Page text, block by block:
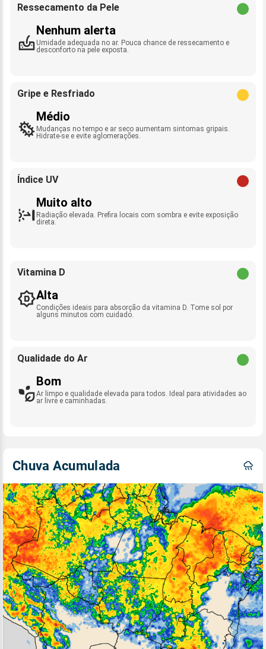
Ressecamento da Pele
Nenhum alerta
Umidade adequada no ar. Pouca chance de ressecamento e
desconforto na pele exposta.
Gripe e Resfriado
Médio
Mudanças no tempo e ar seco aumentam sintomas gripais.
Hidrate-se e evite aglomerações.
Índice UV
Muito alto
Radiação elevada. Prefira locais com sombra e evite exposição
direta.
Vitamina D
Alta
Condições ideais para absorção da vitamina D. Tome sol por
alguns minutos com cuidado.
Qualidade do Ar
Bom
Ar limpo e qualidade elevada para todos. Ideal para atividades ao
ar livre e caminhadas.
Chuva Acumulada